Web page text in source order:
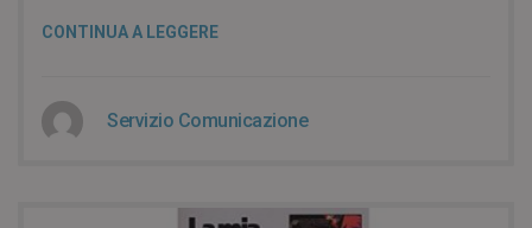
CONTINUA A LEGGERE
Servizio Comunicazione